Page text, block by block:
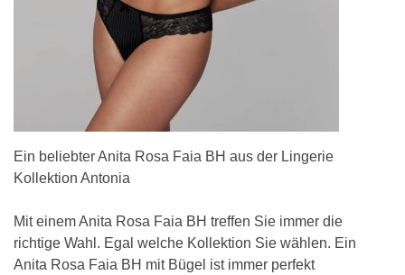
Ein beliebter Anita Rosa Faia BH aus der Lingerie
Kollektion Antonia
Mit einem Anita Rosa Faia BH treffen Sie immer die
richtige Wahl. Egal welche Kollektion Sie wählen. Ein
Anita Rosa Faia BH mit Bügel ist immer perfekt